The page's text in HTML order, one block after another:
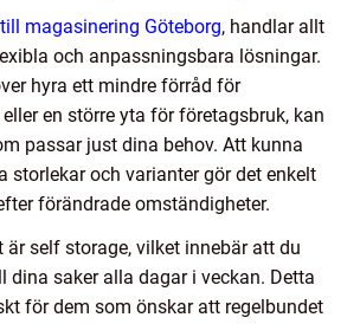
magasinering Göteborg, handlar allt
och anpassningsbara lösningar.
hyra ett mindre förråd för
en större yta för företagsbruk, kan
passar just dina behov. Att kunna
storlekar och varianter gör det enkelt
förändrade omständigheter.
är self storage, vilket innebär att du
dina saker alla dagar i veckan. Detta
för dem som önskar att regelbundet